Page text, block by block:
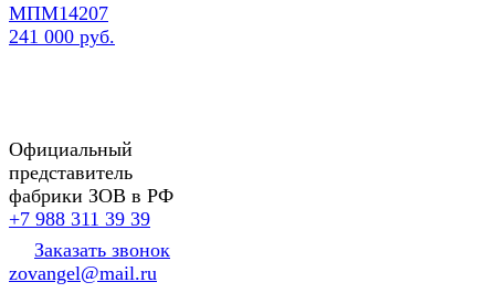
МПМ14207
241 000 руб.
Официальный
представитель
фабрики ЗОВ в РФ
+7 988 311 39 39
Заказать звонок
zovangel@mail.ru